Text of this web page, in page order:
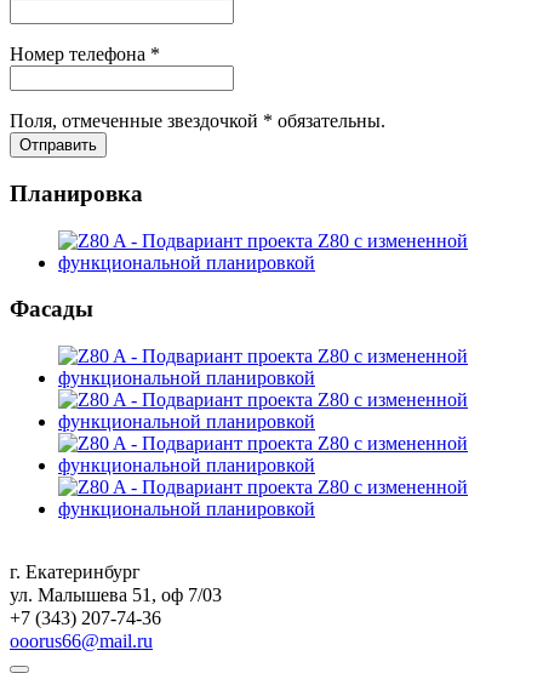
Номер телефона *
Поля, отмеченные звездочкой * обязательны.
Отправить
Планировка
Фасады
г. Екатеринбург
ул. Малышева 51, оф 7/03
+7 (343) 207-74-36
ooorus66@mail.ru